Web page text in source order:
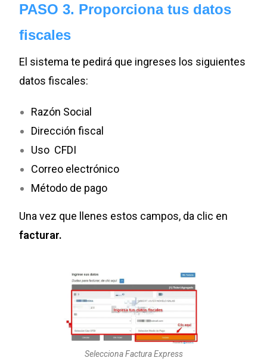
PASO 3. Proporciona tus datos
fiscales
El sistema te pedirá que ingreses los siguientes
datos fiscales:
Razón Social
Dirección fiscal
Uso CFDI
Correo electrónico
Método de pago
Una vez que llenes estos campos, da clic en
facturar.
Selecciona Factura Express